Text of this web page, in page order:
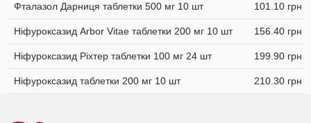
Фталазол Дарниця таблетки 500 мг 10 шт 101.10 грн
Ніфуроксазид Arbor Vitae таблетки 200 мг 10 шт 156.40 грн
Ніфуроксазид Ріхтер таблетки 100 мг 24 шт 199.90 грн
Ніфуроксазид таблетки 200 мг 10 шт 210.30 грн